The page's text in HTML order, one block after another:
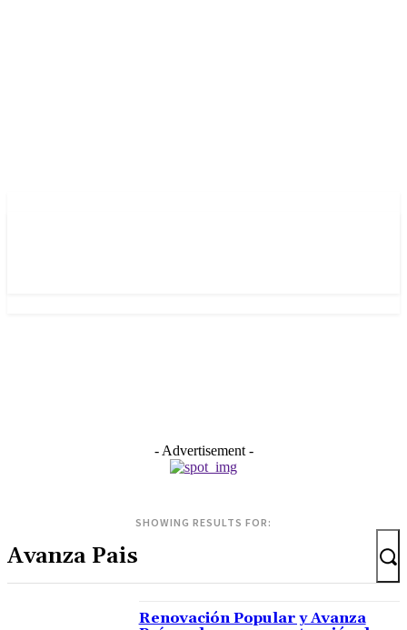
- Advertisement -
SHOWING RESULTS FOR:
Renovación Popular y Avanza